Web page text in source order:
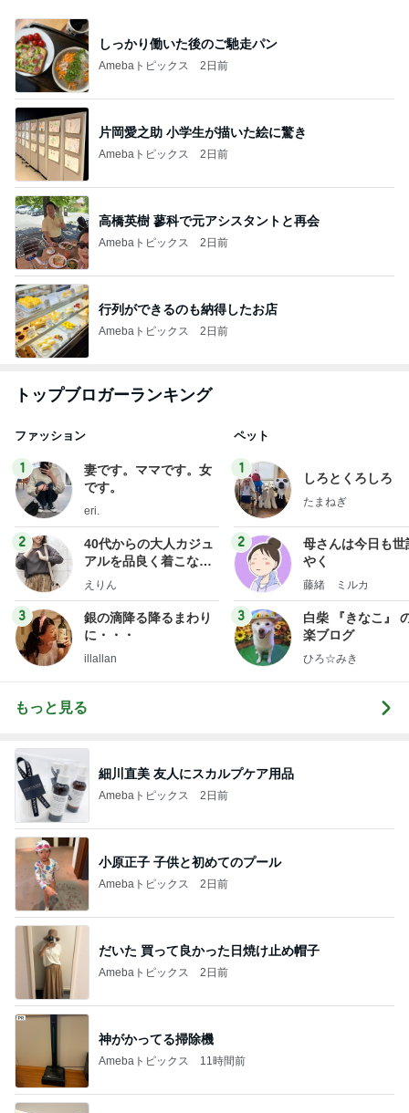
しっかり働いた後のご馳走パン
Amebaトピックス 2日前
片岡愛之助 小学生が描いた絵に驚き
Amebaトピックス 2日前
高橋英樹 蓼科で元アシスタントと再会
Amebaトピックス 2日前
行列ができるのも納得したお店
Amebaトピックス 2日前
トップブロガーランキング
ファッション
1
妻です。ママです。女
です。
eri.
2
40代からの大人カジュ
アルを品良く着こなす
ファッションブログ
えりん
3
銀の滴降る降るまわり
に・・・
illallan
ペット
1
しろとくろしろ
たまねぎ
2
母さんは今日も世
やく
藤緒 ミルカ
3
白柴 『きなこ』
楽ブログ
ひろ☆みき
もっと見る
細川直美 友人にスカルプケア用品
Amebaトピックス 2日前
小原正子 子供と初めてのプール
Amebaトピックス 2日前
だいた 買って良かった日焼け止め帽子
Amebaトピックス 2日前
神がかってる掃除機
Amebaトピックス 11時間前